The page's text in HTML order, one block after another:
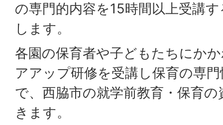
の専門的内容を15時間以上受講
します。
各園の保育者や子どもたちにか
アアップ研修を受講し保育の専
で、西脇市の就学前教育・保育
きます。